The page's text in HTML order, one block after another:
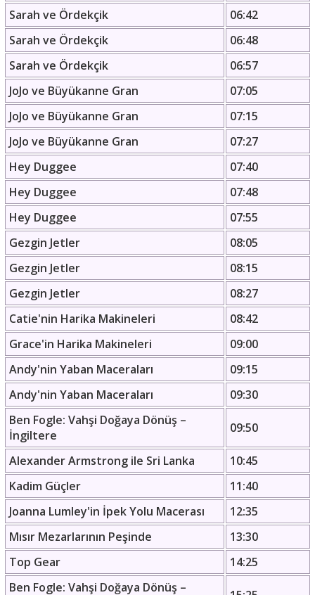
Sarah ve Ördekçik
06:42
Sarah ve Ördekçik
06:48
Sarah ve Ördekçik
06:57
JoJo ve Büyükanne Gran
07:05
JoJo ve Büyükanne Gran
07:15
JoJo ve Büyükanne Gran
07:27
Hey Duggee
07:40
Hey Duggee
07:48
Hey Duggee
07:55
Gezgin Jetler
08:05
Gezgin Jetler
08:15
Gezgin Jetler
08:27
Catie'nin Harika Makineleri
08:42
Grace'in Harika Makineleri
09:00
Andy'nin Yaban Maceraları
09:15
Andy'nin Yaban Maceraları
09:30
Ben Fogle: Vahşi Doğaya Dönüş –
İngiltere
09:50
Alexander Armstrong ile Sri Lanka
10:45
Kadim Güçler
11:40
Joanna Lumley'in İpek Yolu Macerası
12:35
Mısır Mezarlarının Peşinde
13:30
Top Gear
14:25
Ben Fogle: Vahşi Doğaya Dönüş –